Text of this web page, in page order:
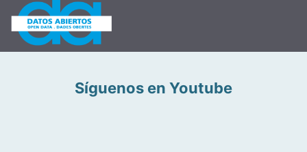
Síguenos en Youtube